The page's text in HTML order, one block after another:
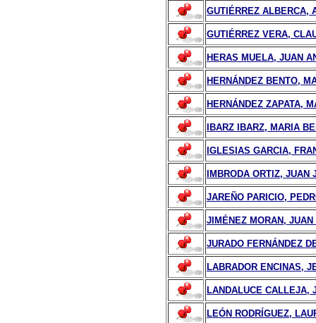
GUTIÉRREZ ALBERCA,
GUTIÉRREZ VERA,
HERAS MUELA, JUAN
HERNÁNDEZ BENTO,
HERNÁNDEZ ZAPATA,
IBARZ IBARZ, MARIA
IGLESIAS GARCIA,
IMBRODA ORTIZ, JUAN
JAREÑO PARICIO,
JIMÉNEZ MORAN, JUAN
JURADO FERNÁNDEZ
LABRADOR ENCINAS,
LANDALUCE CALLEJA,
LEÓN RODRÍGUEZ,